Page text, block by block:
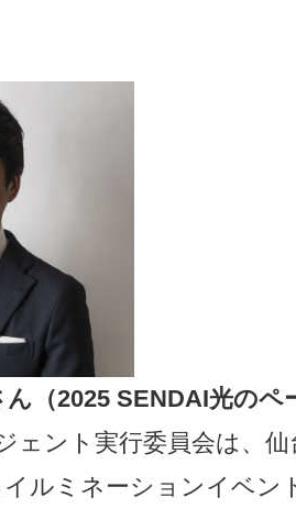
（2025 SENDAI光のペ
ェント実行委員会は、
ルミネーションイベン